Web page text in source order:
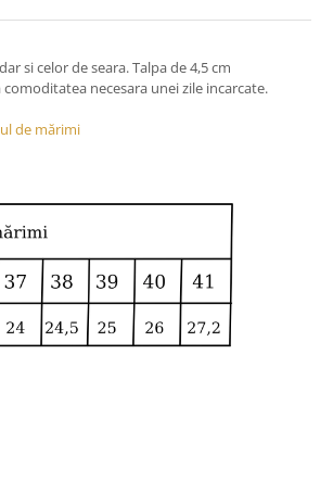
si celor de seara. Talpa de 4,5 cm
necesara unei zile incarcate.
de mărimi